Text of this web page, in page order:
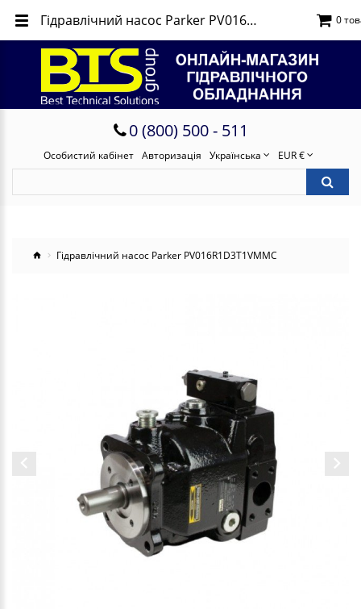
0 (800) 500 - 511
Особистий кабінет Авторизація Українська EUR €
0
Гідравлічний насос Parker PV016R1D3T1VMMC
Гідравлічний насос Parker PV016R1D3T1VMMC